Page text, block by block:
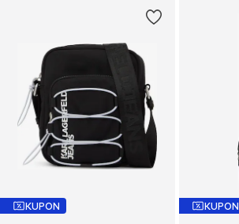
KUPON KUPON